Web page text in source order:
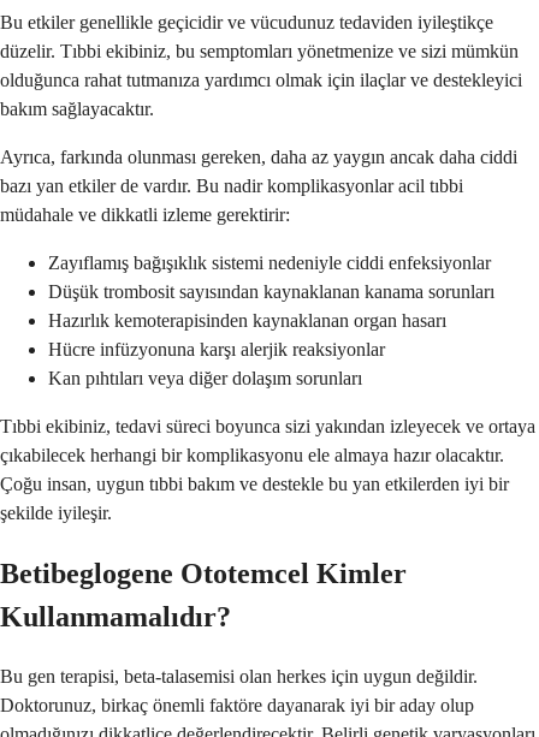
Bu etkiler genellikle geçicidir ve vücudunuz tedaviden iyileştikçe
düzelir. Tıbbi ekibiniz, bu semptomları yönetmenize ve sizi mümkün
olduğunca rahat tutmanıza yardımcı olmak için ilaçlar ve destekleyici
bakım sağlayacaktır.
Ayrıca, farkında olunması gereken, daha az yaygın ancak daha ciddi
bazı yan etkiler de vardır. Bu nadir komplikasyonlar acil tıbbi
müdahale ve dikkatli izleme gerektirir:
Zayıflamış bağışıklık sistemi nedeniyle ciddi enfeksiyonlar
Düşük trombosit sayısından kaynaklanan kanama sorunları
Hazırlık kemoterapisinden kaynaklanan organ hasarı
Hücre infüzyonuna karşı alerjik reaksiyonlar
Kan pıhtıları veya diğer dolaşım sorunları
Tıbbi ekibiniz, tedavi süreci boyunca sizi yakından izleyecek ve ortaya
çıkabilecek herhangi bir komplikasyonu ele almaya hazır olacaktır.
Çoğu insan, uygun tıbbi bakım ve destekle bu yan etkilerden iyi bir
şekilde iyileşir.
Betibeglogene Ototemcel Kimler
Kullanmamalıdır?
Bu gen terapisi, beta-talasemisi olan herkes için uygun değildir.
Doktorunuz, birkaç önemli faktöre dayanarak iyi bir aday olup